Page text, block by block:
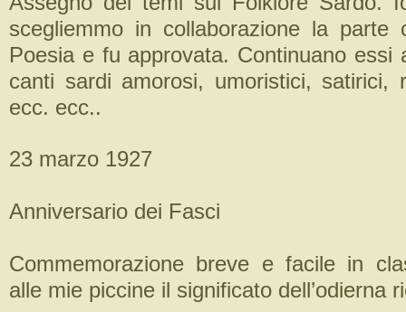
scegliemmo in collaborazione la parte
Poesia e fu approvata. Continuano essi
canti sardi amorosi, umoristici, satirici,
ecc. ecc..
23 marzo 1927
Anniversario dei Fasci
Commemorazione breve e facile in
alle mie piccine il significato dell’odierna